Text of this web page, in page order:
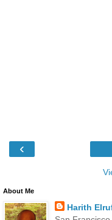
‹
About Me
Harith